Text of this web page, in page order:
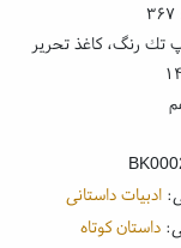
تك رنگ، کاغذ تحریر
ادبیات داستانی
داستان کوتاه